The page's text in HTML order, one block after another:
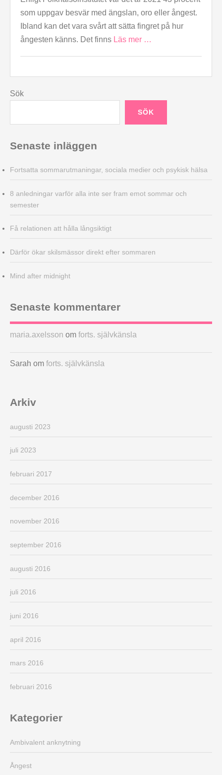
som uppgav besvär med ängslan, oro eller ångest.
Ibland kan det vara svårt att sätta fingret på hur
ångesten känns. Det finns Läs mer …
Sök
SÖK
Senaste inläggen
Fortsatta sommarutmaningar, sociala medier och psykisk hälsa
8 anledningar varför alla inte ser fram emot sommar och
semester
Få relationen att hålla långsiktigt
Därför ökar skilsmässor direkt efter sommaren
Mind after midnight
Senaste kommentarer
maria.axelsson om forts. självkänsla
Sarah om forts. självkänsla
Arkiv
augusti 2023
juli 2023
februari 2017
december 2016
november 2016
september 2016
augusti 2016
juli 2016
juni 2016
april 2016
mars 2016
februari 2016
Kategorier
Ambivalent anknytning
Ångest